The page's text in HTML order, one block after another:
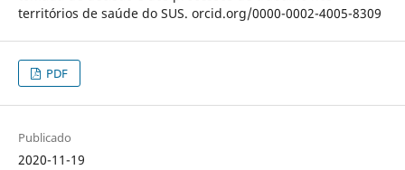
territórios de saúde do SUS. orcid.org/0000-0002-4005-8309
PDF
Publicado
2020-11-19